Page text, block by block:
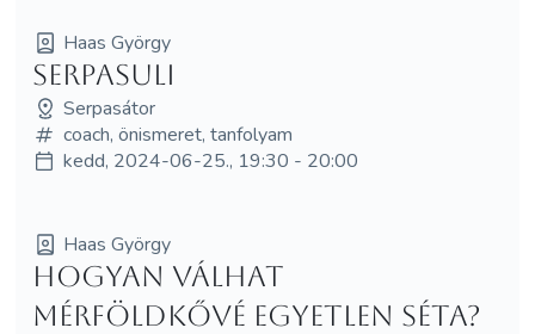
Haas György
Serpasuli
Serpasátor
coach, önismeret, tanfolyam
kedd, 2024-06-25., 19:30 - 20:00
Haas György
Hogyan válhat
mérföldkővé egyetlen séta?